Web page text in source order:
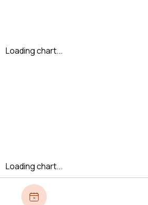
Loading chart...
Loading chart...